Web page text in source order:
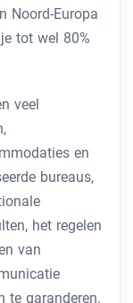
Noord-Europa
tot wel 80%
veel
en
bureaus,
het regelen
van
te garanderen.